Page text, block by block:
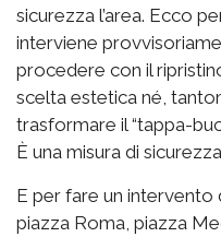
sicurezza l’area. Ecco
interviene
procedere con il
scelta estetica né,
trasformare il “tappa-
È una misura di
E per fare un intervento
piazza Roma, piazza